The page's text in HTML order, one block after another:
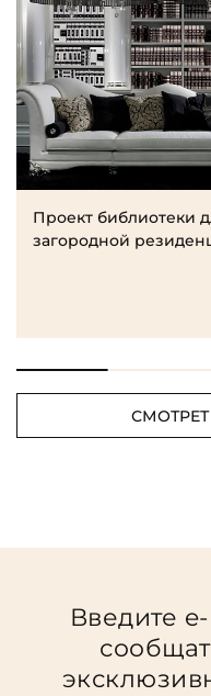
Проект библиотеки
загородной
Введите